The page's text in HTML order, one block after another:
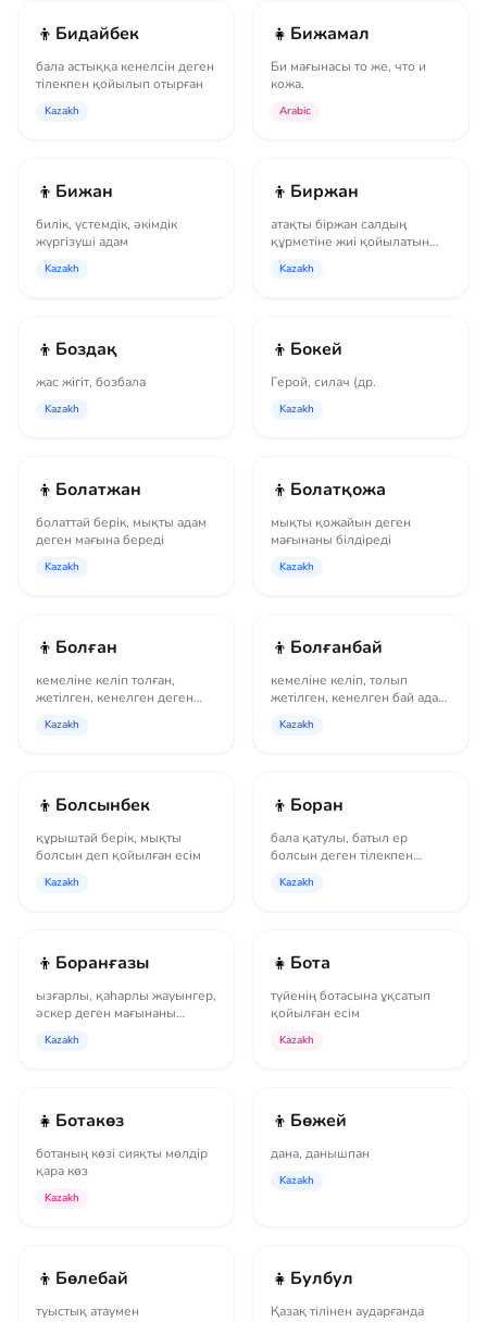
👦 Бидайбек
бала астыққа кенелсін деген
тілекпен қойылып отырған
Kazakh
👧 Бижамал
Би мағынасы то же, что и
кожа.
Arabic
👦 Бижан
билік, үстемдік, әкімдік
жүргізуші адам
Kazakh
👦 Биржан
атақты біржан салдың
құрметіне жиі қойылатын
Kazakh
👦 Боздақ
жас жігіт, бозбала
Kazakh
👦 Бокей
Герой, силач (др.
Kazakh
👦 Болатжан
болаттай берік, мықты адам
деген мағына береді
Kazakh
👦 Болатқожа
мықты қожайын деген
мағынаны білдіреді
Kazakh
👦 Болған
кемеліне келіп толған,
жетілген, кенелген деген
Kazakh
👦 Болғанбай
кемеліне келіп, толып
жетілген, кенелген бай адам
Kazakh
👦 Болсынбек
құрыштай берік, мықты
болсын деп қойылған есім
Kazakh
👦 Боран
бала қатулы, батыл ер
болсын деген тілекпен
Kazakh
👦 Боранғазы
ызғарлы, қаһарлы жауынгер,
әскер деген мағынаны
Kazakh
👧 Бота
түйенің ботасына ұқсатып
қойылған есім
Kazakh
👧 Ботакөз
ботаның көзі сияқты мөлдір
қара көз
Kazakh
👦 Бөжей
дана, данышпан
Kazakh
👦 Бөлебай
туыстық атаумен
👧 Булбул
Қазақ тілінен аударғанда